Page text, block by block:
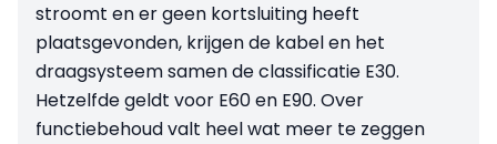
stroomt en er geen kortsluiting heeft
plaatsgevonden, krijgen de kabel en het
draagsysteem samen de classificatie E30.
Hetzelfde geldt voor E60 en E90. Over
functiebehoud valt heel wat meer te zeggen